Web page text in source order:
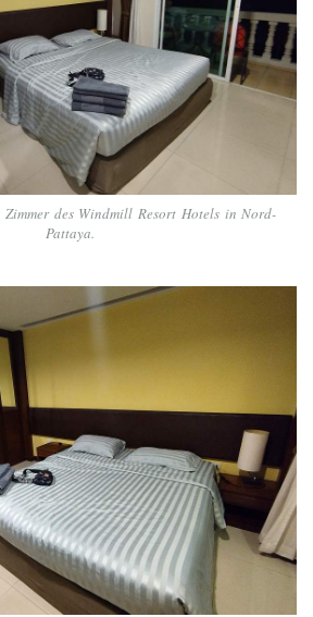
des Windmill Resort Hotels in Nord-
Pattaya.